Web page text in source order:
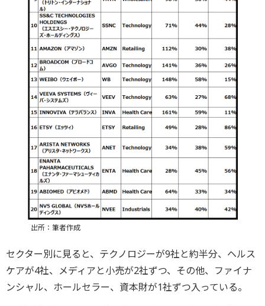
出所：筆者作成
セクター別に見ると、テクノロジーが9社と約半分、ヘルス
ケアが4社、メディアと小売が2社ずつ、その他、ファイナ
ンシャル、ホールセラー、資本財が1社ずつ入っている。